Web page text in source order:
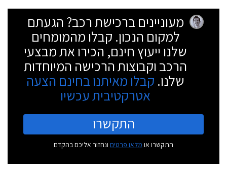
מעוניינים ברכישת רכב? הגעתם
למקום הנכון. קבלו מהמומחים
שלנו ייעוץ חינם, הכירו את מבצעי
הרכב וקבוצות הרכישה המיוחדות
שלנו. קבלו מאיתנו בחינם הצעה
אטרקטיבית עכשיו
התקשרו
התקשרו או מלאו פרטים ונחזור אליכם בהקדם